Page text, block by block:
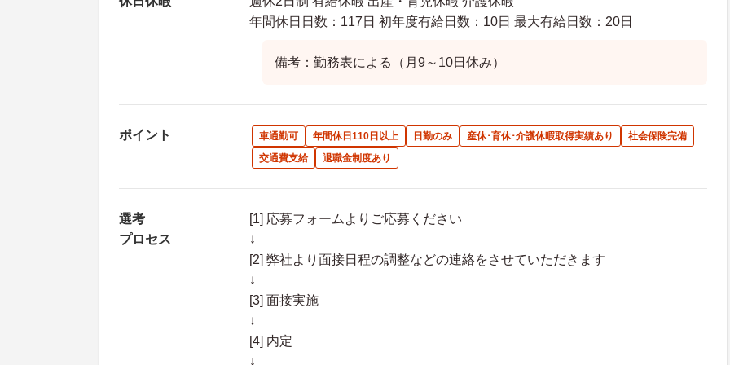
年間休日日数：117日 初年度有給日数：10日 最大有給日数：20日
備考：勤務表による（月9～10日休み）
ポイント 車通勤可 年間休日110日以上 日勤のみ 産休･育休･介護休暇取得実績あり
社会保険完備
交通費支給
退職金制度あり
選考
プロセス
[1] 応募フォームよりご応募ください
↓
[2] 弊社より面接日程の調整などの連絡をさせていただきます
↓
[3] 面接実施
↓
[4] 内定
↓